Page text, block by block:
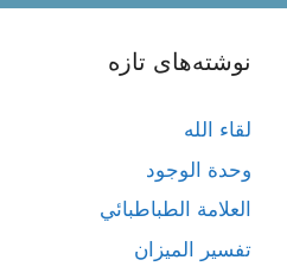
نوشته‌های تازه
لقاء الله
وحدة الوجود
العلامة الطباطبائي
تفسير الميزان